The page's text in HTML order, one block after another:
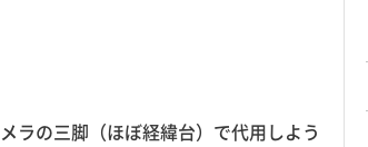
ラの三脚（ほぼ経緯台）で代用しよう